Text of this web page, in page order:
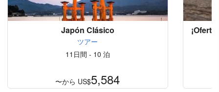
Japón Clásico
ツアー
11日間 - 10 泊
〜から US$5,584